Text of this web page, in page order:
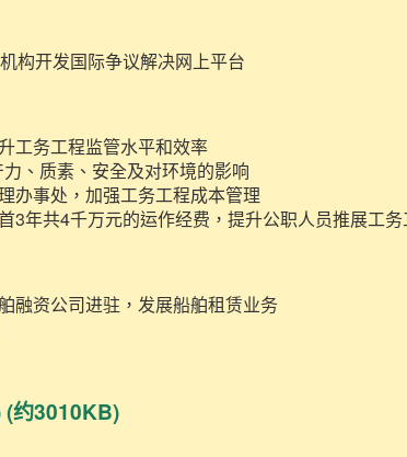
构开发国际争议解决网上平台
工务工程监管水平和效率
、质素、安全及对环境的影响
办事处，加强工务工程成本管理
3年共4千万元的运作经费，提升公职人员推展工
融资公司进驻，发展船舶租赁业务
(约3010KB)